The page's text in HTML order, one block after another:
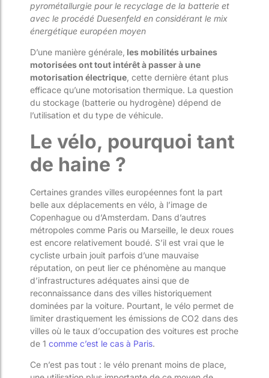
pyrométallurgie pour le recyclage de la batterie et
avec le procédé Duesenfeld en considérant le mix
énergétique européen moyen
D’une manière générale, les mobilités urbaines
motorisées ont tout intérêt à passer à une
motorisation électrique, cette dernière étant plus
efficace qu’une motorisation thermique. La question
du stockage (batterie ou hydrogène) dépend de
l’utilisation et du type de véhicule.
Le vélo, pourquoi tant
de haine ?
Certaines grandes villes européennes font la part
belle aux déplacements en vélo, à l’image de
Copenhague ou d’Amsterdam. Dans d’autres
métropoles comme Paris ou Marseille, le deux roues
est encore relativement boudé. S’il est vrai que le
cycliste urbain jouit parfois d’une mauvaise
réputation, on peut lier ce phénomène au manque
d’infrastructures adéquates ainsi que de
reconnaissance dans des villes historiquement
dominées par la voiture. Pourtant, le vélo permet de
limiter drastiquement les émissions de CO2 dans des
villes où le taux d’occupation des voitures est proche
de 1 comme c’est le cas à Paris.
Ce n’est pas tout : le vélo prenant moins de place,